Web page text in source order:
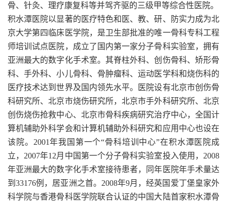
骨、针灸、理疗康复科等并驾齐驱的三级甲等综合性医院。
积水潭医院以显著的医疗特色和医、教、研、防实力成为北
京大学第四临床医学院，是卫生部批准的唯一骨科专科工程
师培训试点医院，成立了国内第一家分子骨科实验室，拥有
亚洲最大的数字化手术室。其脊柱外科、创伤骨科、矫形骨
科、手外科、小儿骨科、骨肿瘤科、运动医学科和烧伤科的
医疗技术达到世界及国内领先水平。医院设有北京市创伤骨
科研究所、北京市烧伤研究所，北京市手外科研究所、北京
创伤烧伤抢救中心、北京市骨科疾病研究治疗中心，全国计
算机辅助外科学会和计算机辅助外科研究和应用中心也设在
该院。2001年我国第一个“骨科培训中心”在积水潭医院成
立，2007年12月中国第一个分子骨科实验室投入使用，2008
年亚洲最大的数字化手术室接待患者，同年医院年手术量达
到33176例，居亚洲之首。2008年9月，经英国爱丁堡皇家外
科学院与香港骨科医学院联合认证的中国大陆首家积水潭骨